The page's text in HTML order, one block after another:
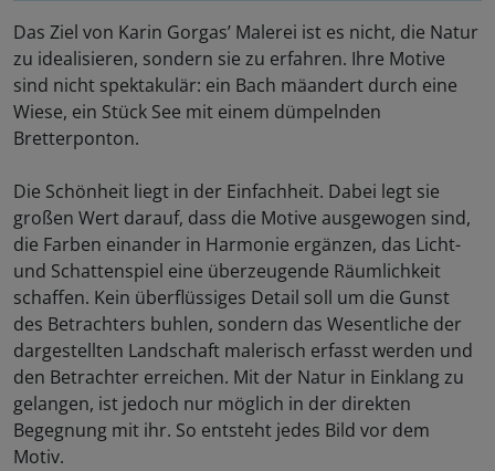
Das Ziel von Karin Gorgas’ Malerei ist es nicht, die Natur
zu idealisieren, sondern sie zu erfahren. Ihre Motive
sind nicht spektakulär: ein Bach mäandert durch eine
Wiese, ein Stück See mit einem dümpelnden
Bretterponton.
Die Schönheit liegt in der Einfachheit. Dabei legt sie
großen Wert darauf, dass die Motive ausgewogen sind,
die Farben einander in Harmonie ergänzen, das Licht-
und Schattenspiel eine überzeugende Räumlichkeit
schaffen. Kein überflüssiges Detail soll um die Gunst
des Betrachters buhlen, sondern das Wesentliche der
dargestellten Landschaft malerisch erfasst werden und
den Betrachter erreichen. Mit der Natur in Einklang zu
gelangen, ist jedoch nur möglich in der direkten
Begegnung mit ihr. So entsteht jedes Bild vor dem
Motiv.